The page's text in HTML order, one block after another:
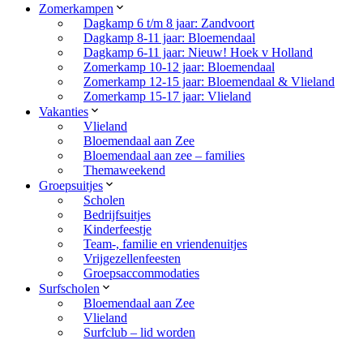
Zomerkampen
Dagkamp 6 t/m 8 jaar: Zandvoort
Dagkamp 8-11 jaar: Bloemendaal
Dagkamp 6-11 jaar: Nieuw! Hoek v Holland
Zomerkamp 10-12 jaar: Bloemendaal
Zomerkamp 12-15 jaar: Bloemendaal & Vlieland
Zomerkamp 15-17 jaar: Vlieland
Vakanties
Vlieland
Bloemendaal aan Zee
Bloemendaal aan zee – families
Themaweekend
Groepsuitjes
Scholen
Bedrijfsuitjes
Kinderfeestje
Team-, familie en vriendenuitjes
Vrijgezellenfeesten
Groepsaccommodaties
Surfscholen
Bloemendaal aan Zee
Vlieland
Surfclub – lid worden